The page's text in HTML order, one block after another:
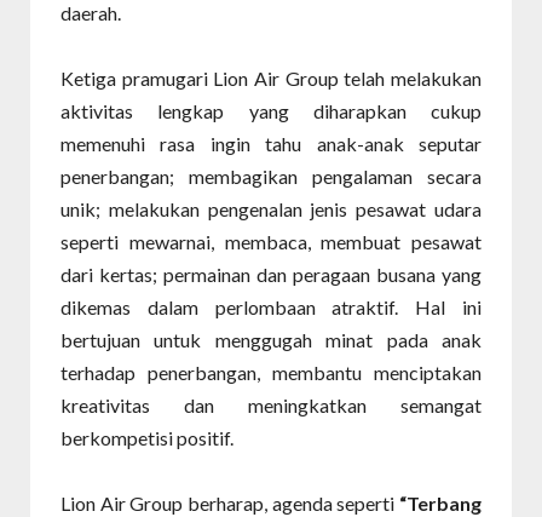
daerah.
Ketiga pramugari Lion Air Group telah melakukan
aktivitas lengkap yang diharapkan cukup
memenuhi rasa ingin tahu anak-anak seputar
penerbangan; membagikan pengalaman secara
unik; melakukan pengenalan jenis pesawat udara
seperti mewarnai, membaca, membuat pesawat
dari kertas; permainan dan peragaan busana yang
dikemas dalam perlombaan atraktif. Hal ini
bertujuan untuk menggugah minat pada anak
terhadap penerbangan, membantu menciptakan
kreativitas dan meningkatkan semangat
berkompetisi positif.
Lion Air Group berharap, agenda seperti “Terbang